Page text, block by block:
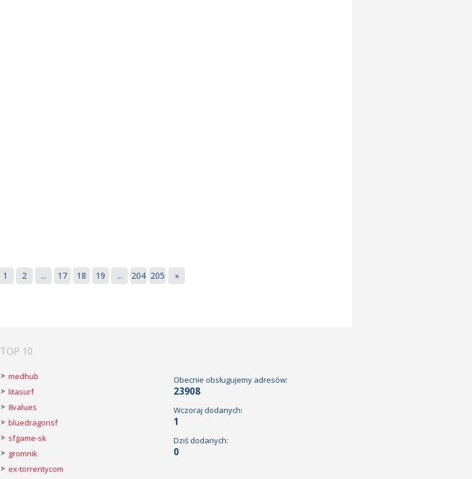
1 2 ... 17 18 19 ... 204 205 »
TOP 10
medhub
litasurf
8values
bluedragonsf
sfgame-sk
gromnik
ex-torrentycom
Obecnie obsługujemy adresów:
23908
Wczoraj dodanych:
1
Dziś dodanych:
0